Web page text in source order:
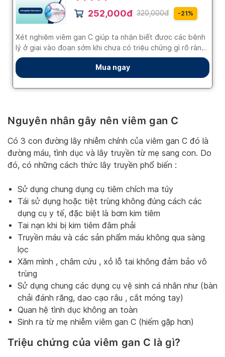
Nguyên nhân gây nên viêm gan C
Có 3 con đường lây nhiễm chính của viêm gan C đó là
đường máu, tình dục và lây truyền từ mẹ sang con. Do
đó, có những cách thức lây truyền phổ biến :
Sử dụng chung dụng cụ tiêm chích ma túy
Tái sử dụng hoặc tiệt trùng không đúng cách các
dụng cụ y tế, đặc biệt là bơm kim tiêm
Tai nạn khi bị kim tiêm đâm phải
Truyền máu và các sản phẩm máu không qua sàng
lọc
Xăm mình , châm cứu , xỏ lỗ tai không đảm bảo vô
trùng
Sử dụng chung các dụng cụ vệ sinh cá nhân như (bàn
chải đánh răng, dao cạo râu , cắt móng tay)
Quan hệ tình dục không an toàn
Sinh ra từ mẹ nhiễm viêm gan C (hiếm gặp hơn)
Triệu chứng của viêm gan C là gì?